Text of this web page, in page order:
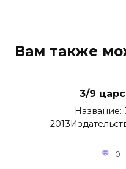
Вам также
3/9
0